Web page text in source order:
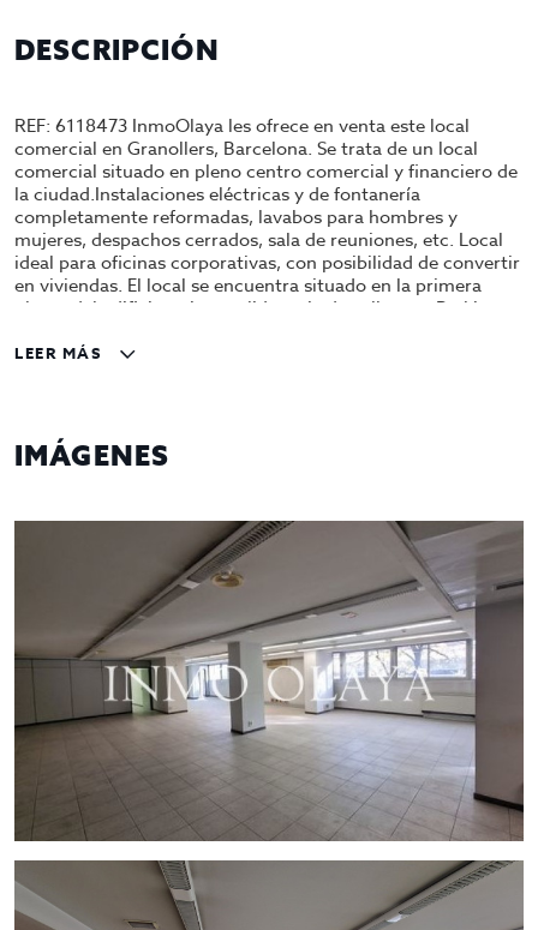
DESCRIPCIÓN
REF: 6118473 InmoOlaya les ofrece en venta este local
comercial en Granollers, Barcelona. Se trata de un local
comercial situado en pleno centro comercial y financiero de
la ciudad.Instalaciones eléctricas y de fontanería
completamente reformadas, lavabos para hombres y
mujeres, despachos cerrados, sala de reuniones, etc. Local
ideal para oficinas corporativas, con posibilidad de convertir
en viviendas. El local se encuentra situado en la primera
planta del edificio y tiene salida a pie de calle a un Parking
para más información y/o agendar una cita en nuestras
restaurantes y negocios de hostelería en traspaso de
Barcelona. Un asesor le acompañara en todo el proceso,
LEER MÁS
IMÁGENES